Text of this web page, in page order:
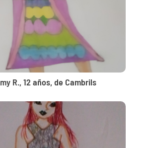
R., 12 años, de Cambrils